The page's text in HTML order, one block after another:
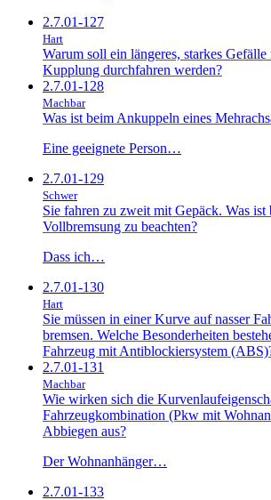
2.7.01-127
Hart
Warum soll ein längeres, starkes
Kupplung durchfahren werden?
2.7.01-128
Machbar
Was ist beim Ankuppeln eines
Eine geeignete Person…
2.7.01-129
Schwer
Sie fahren zu zweit mit Gepäck. Was ist
Vollbremsung zu beachten?
Dass ich…
2.7.01-130
Hart
Sie müssen in einer Kurve auf nasser
bremsen. Welche Besonderheiten
Fahrzeug mit Antiblockiersystem
2.7.01-131
Machbar
Wie wirken sich die
Fahrzeugkombination (Pkw mit
Abbiegen aus?
Der Wohnanhänger…
2.7.01-133